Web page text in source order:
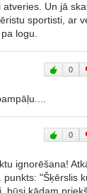
Un jā
sportisti, ar
logu.
0
0
ignorēšana!
"Šķērslis